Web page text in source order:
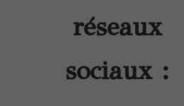
réseaux
sociaux :